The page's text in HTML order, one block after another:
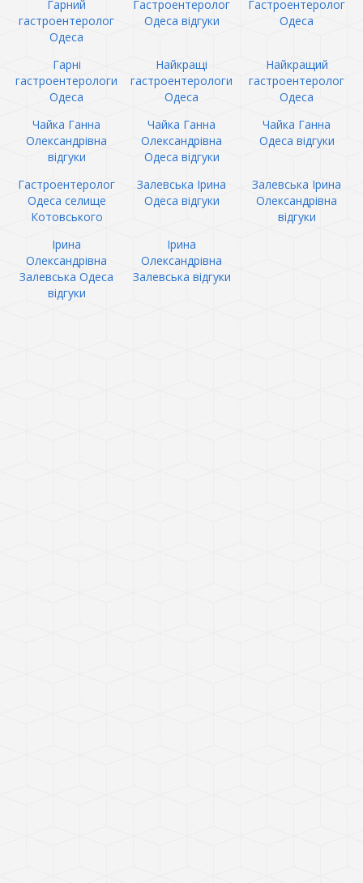
Гарний
гастроентеролог
Одеса
Гастроентеролог
Одеса відгуки
Гастроентеролог
Одеса
Гарні
гастроентерологи
Одеса
Найкращі
гастроентерологи
Одеса
Найкращий
гастроентеролог
Одеса
Чайка Ганна
Олександрівна
відгуки
Чайка Ганна
Олександрівна
Одеса відгуки
Чайка Ганна
Одеса відгуки
Гастроентеролог
Одеса селище
Котовського
Залевська Ірина
Одеса відгуки
Залевська Ірина
Олександрівна
відгуки
Ірина
Олександрівна
Залевська Одеса
відгуки
Ірина
Олександрівна
Залевська відгуки